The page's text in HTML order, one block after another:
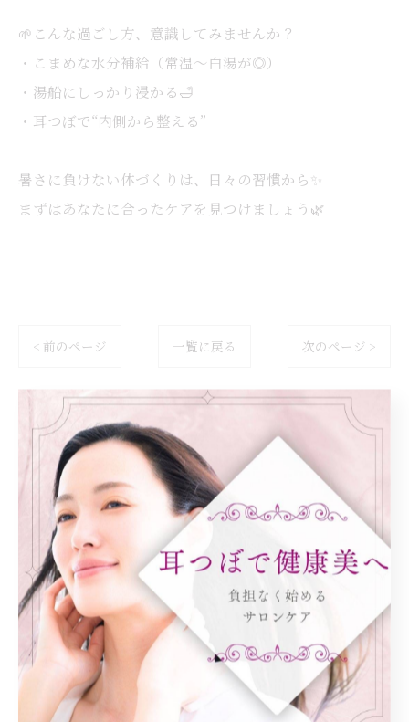
🌱こんな過ごし方、意識してみませんか？
・こまめな水分補給（常温〜白湯が◎）
・湯船にしっかり浸かる🛁
・耳つぼで“内側から整える”
暑さに負けない体づくりは、日々の習慣から✨
まずはあなたに合ったケアを見つけましょう🌿
< 前のページ 一覧に戻る 次のページ >
カテゴリー Categories
全てのカテゴリー
ダイエット
健康
美容エステ
食欲
痩身